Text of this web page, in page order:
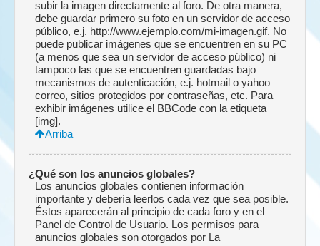
subir la imagen directamente al foro. De otra manera,
debe guardar primero su foto en un servidor de acceso
público, e.j. http://www.ejemplo.com/mi-imagen.gif. No
puede publicar imágenes que se encuentren en su PC
(a menos que sea un servidor de acceso público) ni
tampoco las que se encuentren guardadas bajo
mecanismos de autenticación, e.j. hotmail o yahoo
correo, sitios protegidos por contraseñas, etc. Para
exhibir imágenes utilice el BBCode con la etiqueta
[img].
Arriba
¿Qué son los anuncios globales?
Los anuncios globales contienen información
importante y debería leerlos cada vez que sea posible.
Éstos aparecerán al principio de cada foro y en el
Panel de Control de Usuario. Los permisos para
anuncios globales son otorgados por La